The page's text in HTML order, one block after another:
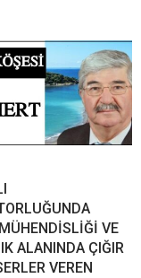
VE
ALANINDA ÇIĞIR
VEREN